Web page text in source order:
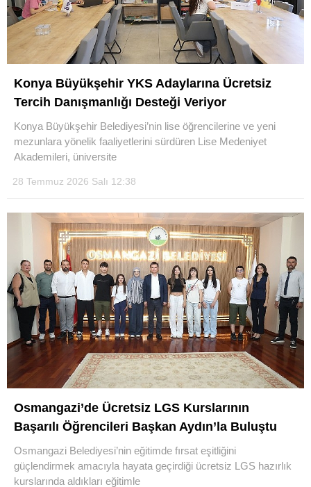
Konya Büyükşehir YKS Adaylarına Ücretsiz
Tercih Danışmanlığı Desteği Veriyor
Konya Büyükşehir Belediyesi’nin lise öğrencilerine ve yeni
mezunlara yönelik faaliyetlerini sürdüren Lise Medeniyet
Akademileri, üniversite
28 Temmuz 2026 Salı 12:38
Osmangazi’de Ücretsiz LGS Kurslarının
Başarılı Öğrencileri Başkan Aydın’la Buluştu
Osmangazi Belediyesi’nin eğitimde fırsat eşitliğini
güçlendirmek amacıyla hayata geçirdiği ücretsiz LGS hazırlık
kurslarında aldıkları eğitimle